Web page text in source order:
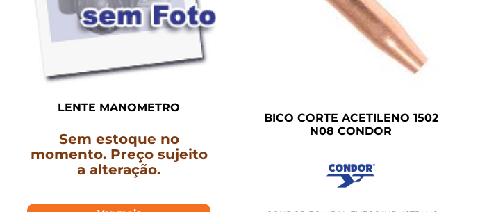
LENTE MANOMETRO
Sem estoque no
momento. Preço sujeito
a alteração.
BICO CORTE ACETILENO 1502
N08 CONDOR